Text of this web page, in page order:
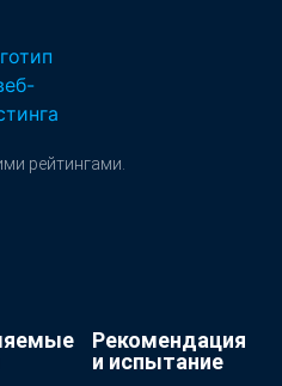
рейтингами.
Рекомендация
и испытание